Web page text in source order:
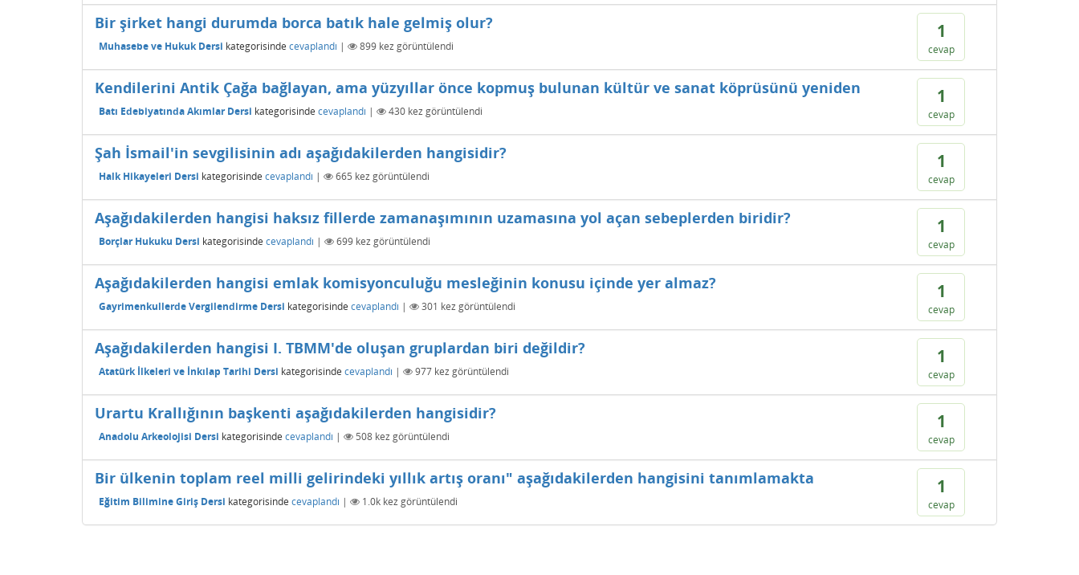
1
cevap
Bir şirket hangi durumda borca batık hale gelmiş olur?
Muhasebe ve Hukuk Dersi kategorisinde cevaplandı | 899 kez görüntülendi
1
cevap
Kendilerini Antik Çağa bağlayan, ama yüzyıllar önce kopmuş bulunan kültür ve sanat köprüsünü yeniden
Batı Edebiyatında Akımlar Dersi kategorisinde cevaplandı | 430 kez görüntülendi
1
cevap
Şah İsmail'in sevgilisinin adı aşağıdakilerden hangisidir?
Halk Hikayeleri Dersi kategorisinde cevaplandı | 665 kez görüntülendi
1
cevap
Aşağıdakilerden hangisi haksız fillerde zamanaşımının uzamasına yol açan sebeplerden biridir?
Borçlar Hukuku Dersi kategorisinde cevaplandı | 699 kez görüntülendi
1
cevap
Aşağıdakilerden hangisi emlak komisyonculuğu mesleğinin konusu içinde yer almaz?
Gayrimenkullerde Vergilendirme Dersi kategorisinde cevaplandı | 301 kez görüntülendi
1
cevap
Aşağıdakilerden hangisi I. TBMM'de oluşan gruplardan biri değildir?
Atatürk İlkeleri ve İnkılap Tarihi Dersi kategorisinde cevaplandı | 977 kez görüntülendi
1
cevap
Urartu Krallığının başkenti aşağıdakilerden hangisidir?
Anadolu Arkeolojisi Dersi kategorisinde cevaplandı | 508 kez görüntülendi
1
cevap
Bir ülkenin toplam reel milli gelirindeki yıllık artış oranı" aşağıdakilerden hangisini tanımlamakta
Eğitim Bilimine Giriş Dersi kategorisinde cevaplandı | 1.0k kez görüntülendi